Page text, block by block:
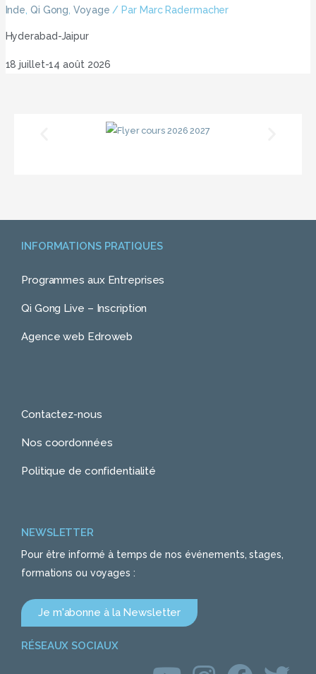
Inde Qi Gong ,Voyage / Par Marc Radermacher
Hyderabad-Jaipur
18 juillet-14 août 2026
INFORMATIONS PRATIQUES
Programmes aux Entreprises
Qi Gong Live – Inscription
Agence web Edroweb
Contactez-nous
Nos coordonnées
Politique de confidentialité
NEWSLETTER
Pour être informé à temps de nos événements, stages,
formations ou voyages :
Je m'abonne à la Newsletter
RÉSEAUX SOCIAUX